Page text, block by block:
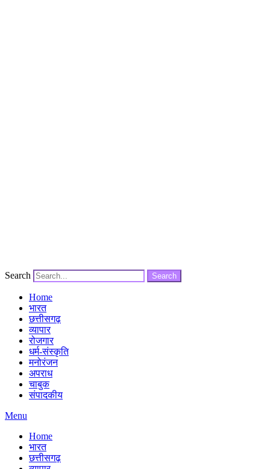
Search Search
Home
भारत
छत्तीसगढ़
व्यापार
रोजगार
धर्म-संस्कृति
मनोरंजन
अपराध
चाबुक
संपादकीय
Menu
Home
भारत
छत्तीसगढ़